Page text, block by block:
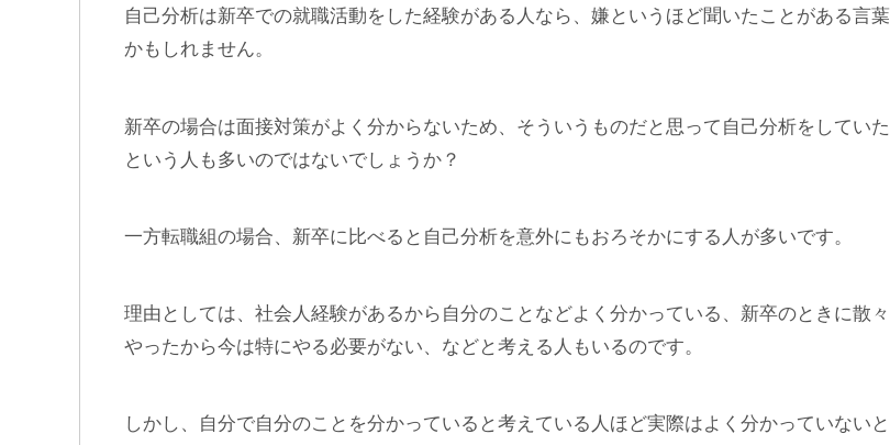
自己分析は新卒での就職活動をした経験がある人なら、嫌というほど聞いたことがある言葉
かもしれません。
新卒の場合は面接対策がよく分からないため、そういうものだと思って自己分析をしていた
という人も多いのではないでしょうか？
一方転職組の場合、新卒に比べると自己分析を意外にもおろそかにする人が多いです。
理由としては、社会人経験があるから自分のことなどよく分かっている、新卒のときに散々
やったから今は特にやる必要がない、などと考える人もいるのです。
しかし、自分で自分のことを分かっていると考えている人ほど実際はよく分かっていないと